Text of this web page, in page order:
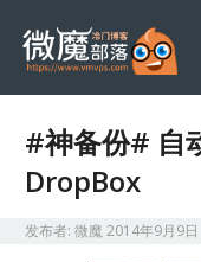
#神备份# 自
DropBox
发布者:微魔2014年9月9日